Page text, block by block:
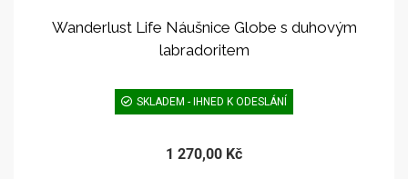
Wanderlust Life Náušnice Globe s duhovým
labradoritem
SKLADEM - IHNED K ODESLÁNÍ
1 270,00 Kč